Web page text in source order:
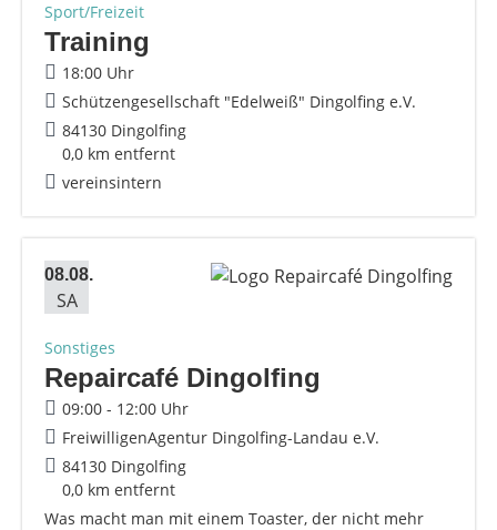
Sport/Freizeit
Training
18:00 Uhr
Schützengesellschaft "Edelweiß" Dingolfing e.V.
84130 Dingolfing
0,0 km entfernt
vereinsintern
08.08.
SA
Sonstiges
Repaircafé Dingolfing
09:00 - 12:00 Uhr
FreiwilligenAgentur Dingolfing-Landau e.V.
84130 Dingolfing
0,0 km entfernt
Was macht man mit einem Toaster, der nicht mehr